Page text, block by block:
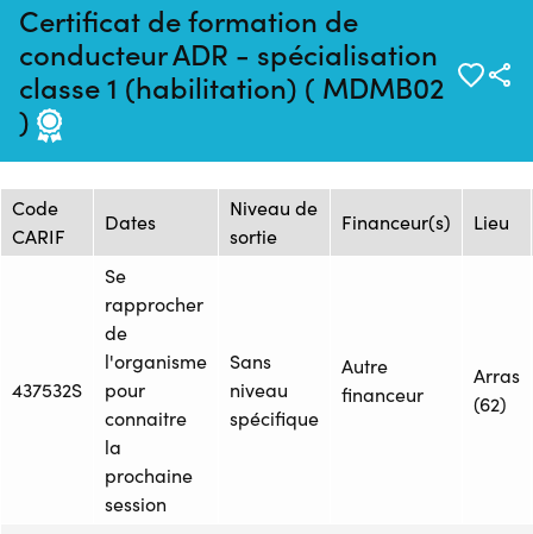
Certificat de formation de
conducteur ADR - spécialisation
classe 1 (habilitation) ( MDMB02
)
Mise à jour :
09/10/2025
Formation :
2469543F
Source : AFTRAL -
Arras
Session de formation
Code
CARIF
Dates
Niveau de
sortie
Financeur(s) Lieu
437532S
Se
rapprocher
de
l'organisme
pour
connaitre
la
prochaine
session
Sans
niveau
spécifique
Autre
financeur
Arras
(62)